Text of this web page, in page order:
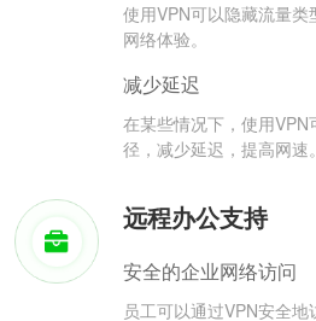
使用VPN可以隐藏流量
网络体验。
减少延迟
在某些情况下，使用
径，减少延迟，提高网速。
远程办公支持
安全的企业网络访问
员工可以通过VPN安全